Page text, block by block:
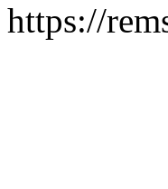
https://